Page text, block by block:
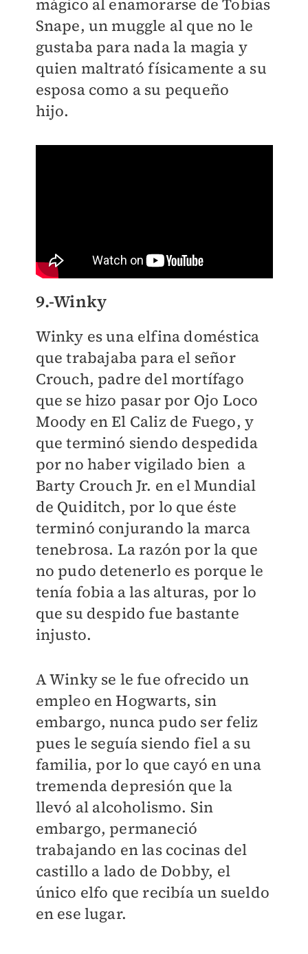
mágico al enamorarse de Tobias
Snape, un muggle al que no le
gustaba para nada la magia y
quien maltrató físicamente a su
esposa como a su pequeño
hijo.
9.-Winky
Winky es una elfina doméstica
que trabajaba para el señor
Crouch, padre del mortífago
que se hizo pasar por Ojo Loco
Moody en El Caliz de Fuego, y
que terminó siendo despedida
por no haber vigilado bien a
Barty Crouch Jr. en el Mundial
de Quiditch, por lo que éste
terminó conjurando la marca
tenebrosa. La razón por la que
no pudo detenerlo es porque le
tenía fobia a las alturas, por lo
que su despido fue bastante
injusto.
A Winky se le fue ofrecido un
empleo en Hogwarts, sin
embargo, nunca pudo ser feliz
pues le seguía siendo fiel a su
familia, por lo que cayó en una
tremenda depresión que la
llevó al alcoholismo. Sin
embargo, permaneció
trabajando en las cocinas del
castillo a lado de Dobby, el
único elfo que recibía un sueldo
en ese lugar.